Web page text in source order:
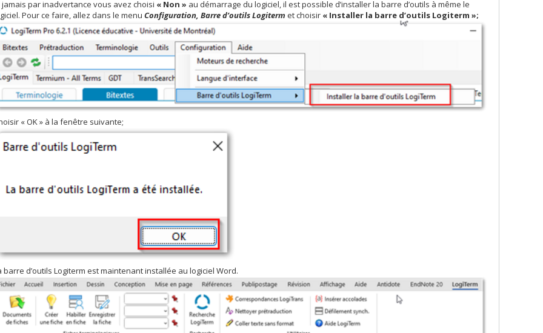
jamais par inadvertance vous avez choisi « Non » au démarrage du logiciel, il est possible d’installer la barre d’outils à même le
Pour ce faire, allez dans le menu Configuration, Barre d’outils Logiterm et choisir « Installer la barre d’outils Logiterm »;
« OK » à la fenêtre suivante;
barre d’outils Logiterm est maintenant installée au logiciel Word.